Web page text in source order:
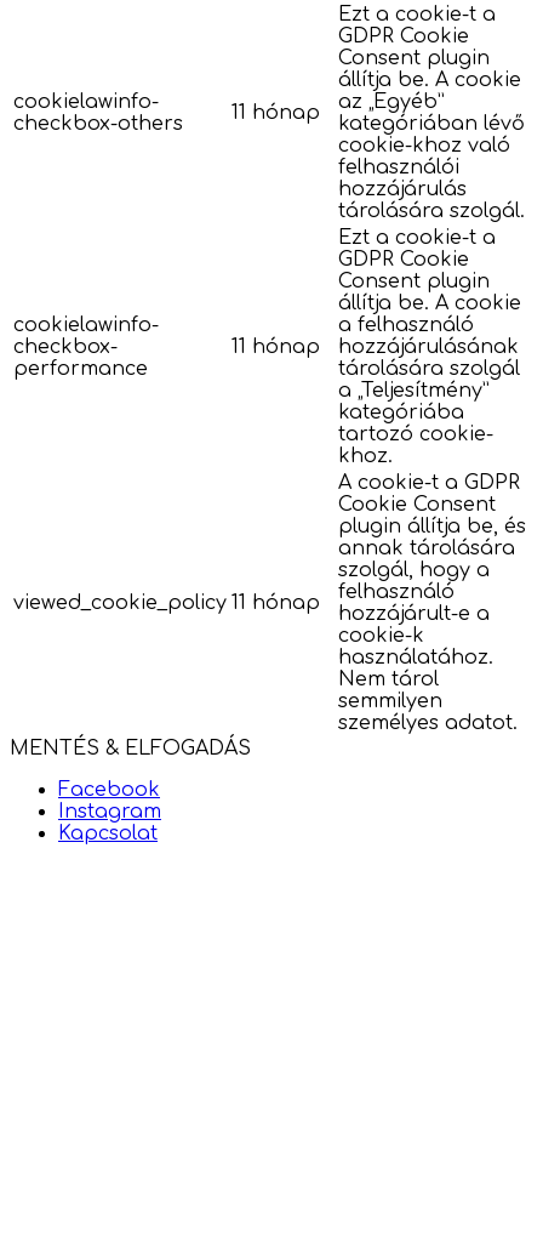
cookielawinfo-
checkbox-others
11 hónap
Ezt a cookie-t a
GDPR Cookie
Consent plugin
állítja be. A cookie
az „Egyéb”
kategóriában lévő
cookie-khoz való
felhasználói
hozzájárulás
tárolására szolgál.
cookielawinfo-
checkbox-
performance
11 hónap
Ezt a cookie-t a
GDPR Cookie
Consent plugin
állítja be. A cookie
a felhasználó
hozzájárulásának
tárolására szolgál
a „Teljesítmény”
kategóriába
tartozó cookie-
khoz.
viewed_cookie_policy 11 hónap
A cookie-t a GDPR
Cookie Consent
plugin állítja be, és
annak tárolására
szolgál, hogy a
felhasználó
hozzájárult-e a
cookie-k
használatához.
Nem tárol
semmilyen
személyes adatot.
MENTÉS & ELFOGADÁS
Facebook
Instagram
Kapcsolat